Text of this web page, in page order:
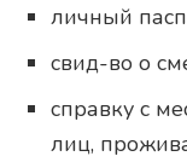
личный
свид-во о
справку с
лиц,